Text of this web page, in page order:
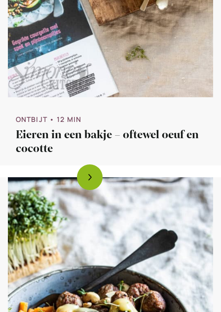
ONTBIJT • 12 MIN
Eieren in een bakje – oftewel oeuf en
cocotte